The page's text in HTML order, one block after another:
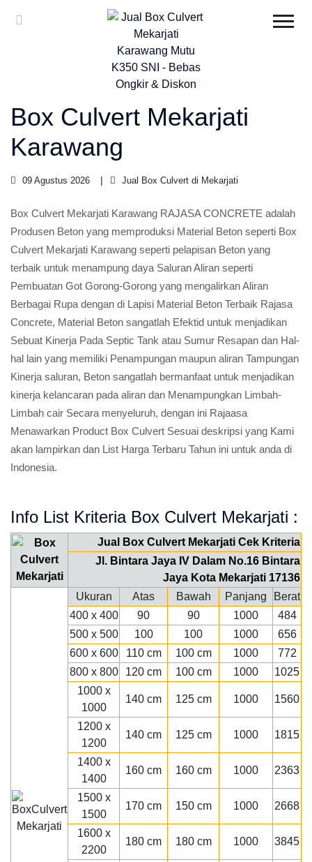
Box Culvert Mekarjati
Karawang
09 Agustus 2026 Jual Box Culvert di Mekarjati
Box Culvert Mekarjati Karawang RAJASA CONCRETE adalah
Produsen Beton yang memproduksi Material Beton seperti Box
Culvert Mekarjati Karawang seperti pelapisan Beton yang
terbaik untuk menampung daya Saluran Aliran seperti
Pembuatan Got Gorong-Gorong yang mengalirkan Aliran
Berbagai Rupa dengan di Lapisi Material Beton Terbaik Rajasa
Concrete, Material Beton sangatlah Efektid untuk menjadikan
Sebuat Kinerja Pada Septic Tank atau Sumur Resapan dan Hal-
hal lain yang memiliki Penampungan maupun aliran Tampungan
Kinerja saluran, Beton sangatlah bermanfaat untuk menjadikan
kinerja kelancaran pada aliran dan Menampungkan Limbah-
Limbah cair Secara menyeluruh, dengan ini Rajaasa
Menawarkan Product Box Culvert Sesuai deskripsi yang Kami
akan lampirkan dan List Harga Terbaru Tahun ini untuk anda di
Indonesia.
Info List Kriteria Box Culvert Mekarjati :
Jual Box Culvert Mekarjati Cek Kriteria
Jl. Bintara Jaya IV Dalam No.16 Bintara
Jaya Kota Mekarjati 17136
Ukuran
Atas Bawah Panjang
Berat
400 x 400
90 90 1000
484
500 x 500
100 100 1000
656
600 x 600
110 cm 100 cm 1000
772
800 x 800
120 cm 100 cm 1000
1025
1000 x
1000
140 cm 125 cm 1000 1560
1200 x
1200
140 cm 125 cm 1000 1815
1400 x
1400
160 cm 160 cm 1000 2363
1500 x
1500
170 cm 150 cm 1000 2668
1600 x
2200
180 cm 180 cm 1000 3845